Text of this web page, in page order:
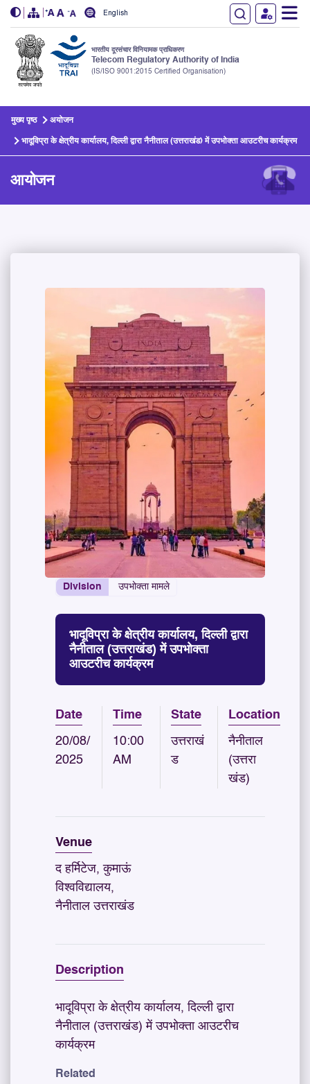
English
भारतीय दूरसंचार विनियामक प्राधिकरण
Telecom Regulatory Authority of India
(IS/ISO 9001:2015 Certified Organisation)
मुख्य पृष्ठ अयोजन
भादूविप्रा के क्षेत्रीय कार्यालय, दिल्ली द्वारा नैनीताल (उत्तराखंड) में उपभोक्ता आउटरीच कार्यक्रम
आयोजन
Division उपभोक्ता मामले
भादूविप्रा के क्षेत्रीय कार्यालय, दिल्ली द्वारा
नैनीताल (उत्तराखंड) में उपभोक्ता
आउटरीच कार्यक्रम
Date
20/08/
2025
Time
10:00
AM
State
उत्तराखं
ड
Location
नैनीताल
(उत्तरा
खंड)
Venue
द हर्मिटेज, कुमाऊं
विश्वविद्यालय,
नैनीताल उत्तराखंड
Description
भादूविप्रा के क्षेत्रीय कार्यालय, दिल्ली द्वारा
नैनीताल (उत्तराखंड) में उपभोक्ता आउटरीच
कार्यक्रम
Related